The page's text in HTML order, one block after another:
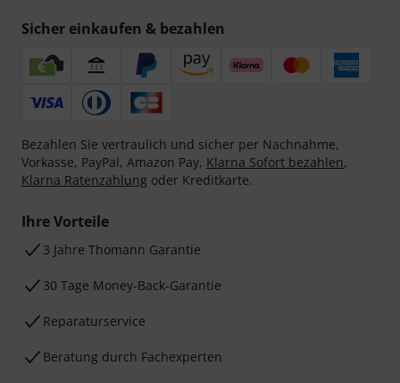
Sicher einkaufen & bezahlen
Bezahlen Sie vertraulich und sicher per Nachnahme,
Vorkasse, PayPal, Amazon Pay, Klarna Sofort bezahlen,
Klarna Ratenzahlung oder Kreditkarte.
Ihre Vorteile
3 Jahre Thomann Garantie
30 Tage Money-Back-Garantie
Reparaturservice
Beratung durch Fachexperten